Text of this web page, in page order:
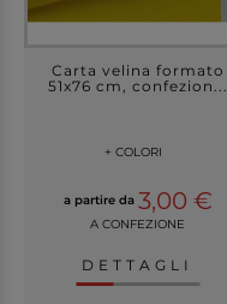
Carta velina formato
51x76 cm, confezion...
+ COLORI
a partire da 3,00 €
A CONFEZIONE
DETTAGLI